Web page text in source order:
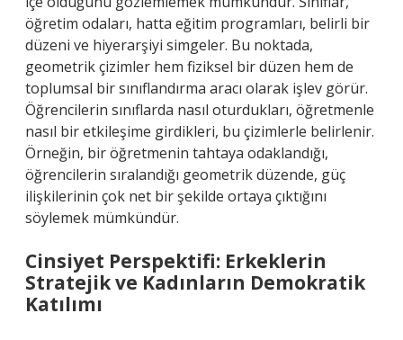
öğretim odaları, hatta eğitim programları, belirli bir
düzeni ve hiyerarşiyi simgeler. Bu noktada,
geometrik çizimler hem fiziksel bir düzen hem de
toplumsal bir sınıflandırma aracı olarak işlev görür.
Öğrencilerin sınıflarda nasıl oturdukları, öğretmenle
nasıl bir etkileşime girdikleri, bu çizimlerle belirlenir.
Örneğin, bir öğretmenin tahtaya odaklandığı,
öğrencilerin sıralandığı geometrik düzende, güç
ilişkilerinin çok net bir şekilde ortaya çıktığını
söylemek mümkündür.
Cinsiyet Perspektifi: Erkeklerin
Stratejik ve Kadınların Demokratik
Katılımı